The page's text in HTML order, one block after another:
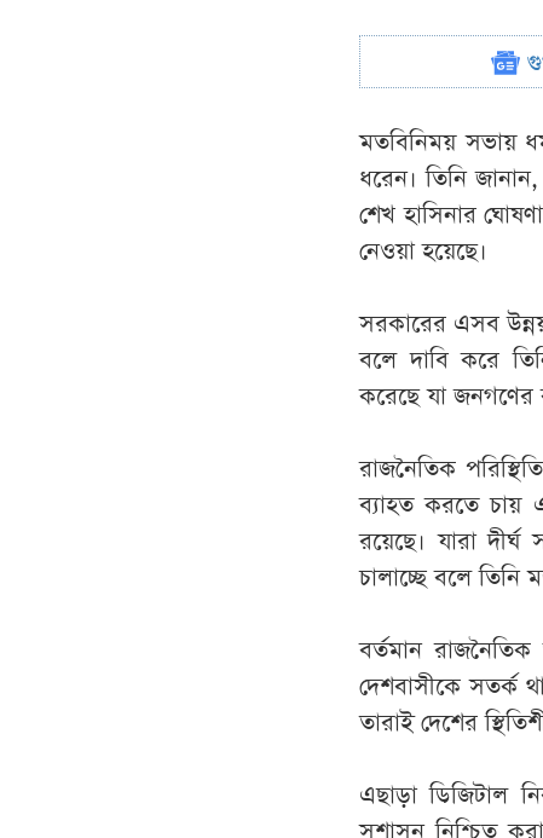
মতবিনিময় সভায়
ধরেন। তিনি
শেখ হাসিনার
নেওয়া হয়েছে।
সরকারের এসব
বলে দাবি করে
করেছে যা জনগণের
রাজনৈতিক
ব্যাহত করতে চায়
রয়েছে। যারা
চালাচ্ছে বলে তিনি
বর্তমান
দেশবাসীকে সতর্ক
তারাই দেশের
এছাড়া ডিজিটাল